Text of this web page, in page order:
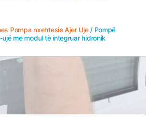
Pompa nxehtesie Ajer Uje/ Pompë
me modul të integruar hidronik